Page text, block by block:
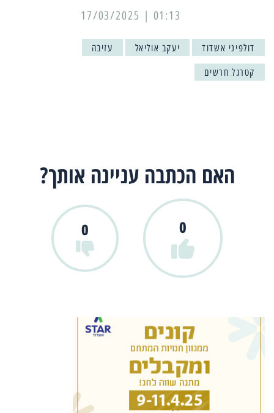
01:13 | 17/03/2025
דולפיני אשדוד יעקב אוליאל עזיבה
קטרגל חרשים
האם הכתבה עניינה אותך?
0
0